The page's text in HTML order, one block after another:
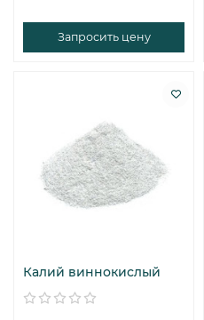
Запросить цену
Калий виннокислый